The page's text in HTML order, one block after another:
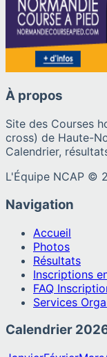
À propos
Site des Courses
cross) de Haute-
Calendrier,
L'Équipe NCAP ©
Navigation
Accueil
Photos
Résultats
Inscriptions
FAQ
Services
Calendrier